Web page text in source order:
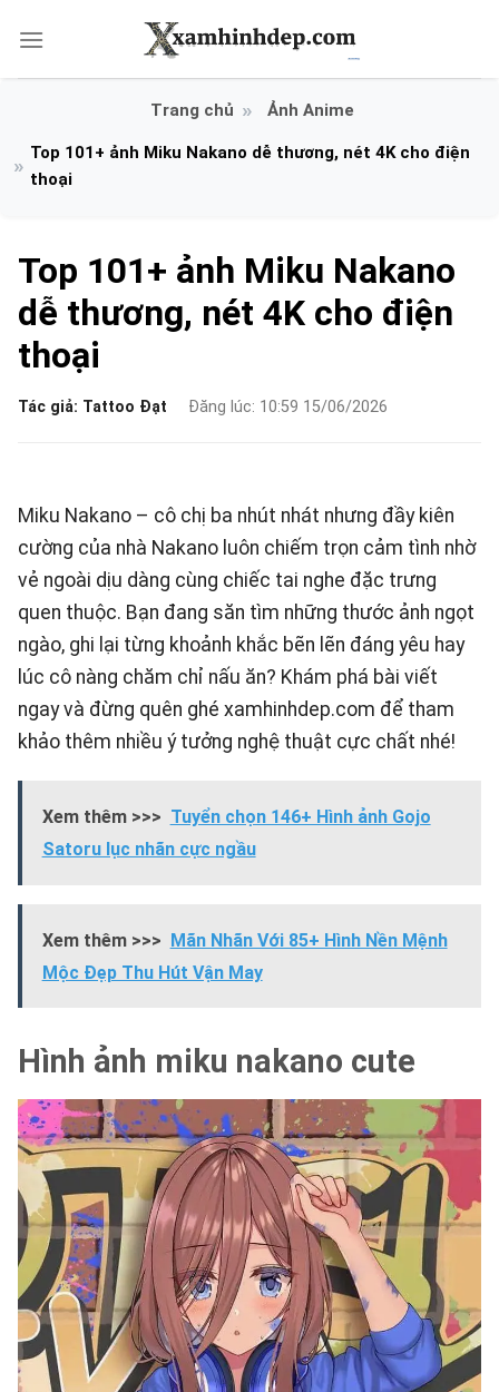
qua
Ảnh Anime
Top 101+ ảnh Miku Nakano dễ thương, nét 4K cho điện
thoại
Top 101+ ảnh Miku Nakano
dễ thương, nét 4K cho điện
thoại
Tác giả: Tattoo Đạt Đăng lúc: 10:59 15/06/2026
Miku Nakano – cô chị ba nhút nhát nhưng đầy kiên
cường của nhà Nakano luôn chiếm trọn cảm tình nhờ
vẻ ngoài dịu dàng cùng chiếc tai nghe đặc trưng
quen thuộc. Bạn đang săn tìm những thước ảnh ngọt
ngào, ghi lại từng khoảnh khắc bẽn lẽn đáng yêu hay
lúc cô nàng chăm chỉ nấu ăn? Khám phá bài viết
ngay và đừng quên ghé xamhinhdep.com để tham
khảo thêm nhiều ý tưởng nghệ thuật cực chất nhé!
Xem thêm >>> Tuyển chọn 146+ Hình ảnh Gojo
Satoru lục nhãn cực ngầu
Xem thêm >>> Mãn Nhãn Với 85+ Hình Nền Mệnh
Mộc Đẹp Thu Hút Vận May
Hình ảnh miku nakano cute